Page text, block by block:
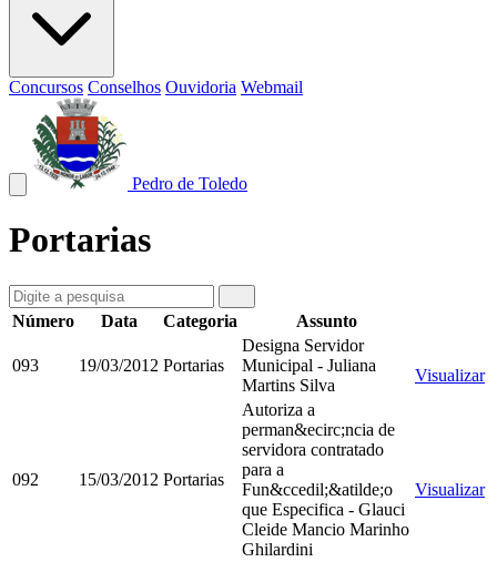
Concursos Conselhos Ouvidoria Webmail
Pedro de Toledo
Portarias
Número Data Categoria Assunto
093 19/03/2012 Portarias
Designa Servidor
Municipal - Juliana
Martins Silva
Visualizar
092 15/03/2012 Portarias
Autoriza a
perman&ecirc;ncia de
servidora contratado
para a
Fun&ccedil;&atilde;o
que Especifica - Glauci
Cleide Mancio Marinho
Ghilardini
Visualizar